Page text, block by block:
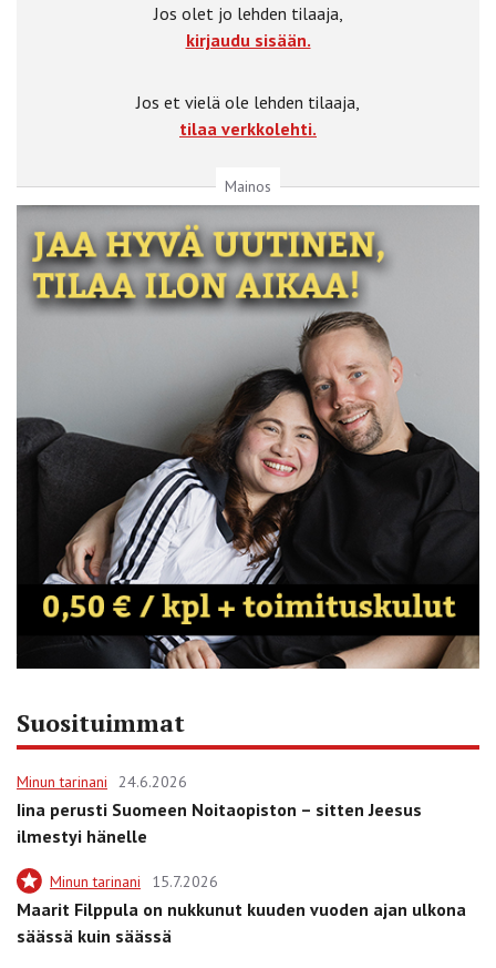
Jos olet jo lehden tilaaja,
kirjaudu sisään.
Jos et vielä ole lehden tilaaja,
tilaa verkkolehti.
Mainos
Suosituimmat
Minun tarinani 24.6.2026
Iina perusti Suomeen Noitaopiston – sitten Jeesus
ilmestyi hänelle
Minun tarinani 15.7.2026
Maarit Filppula on nukkunut kuuden vuoden ajan ulkona
säässä kuin säässä